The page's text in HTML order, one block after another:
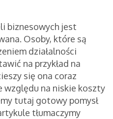
biznesowych jest
Osoby, które są
działalności
na przykład na
się ona coraz
względu na niskie koszty
tutaj gotowy pomysł
tłumaczymy